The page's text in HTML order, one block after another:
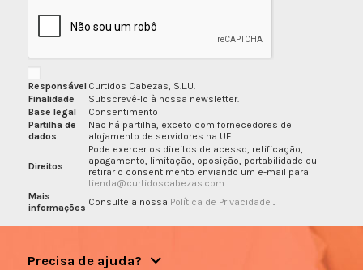
Responsável Curtidos Cabezas, S.L.U.
Finalidade
Subscrevê-lo à nossa newsletter.
Base legal
Consentimento
Partilha de
dados
Não há partilha, exceto com fornecedores de
alojamento de servidores na UE.
Direitos
Pode exercer os direitos de acesso, retificação,
apagamento, limitação, oposição, portabilidade ou
retirar o consentimento enviando um e-mail para
tienda@curtidoscabezas.com
Mais
informações Consulte a nossa Política de Privacidade
Precisa de ajuda?